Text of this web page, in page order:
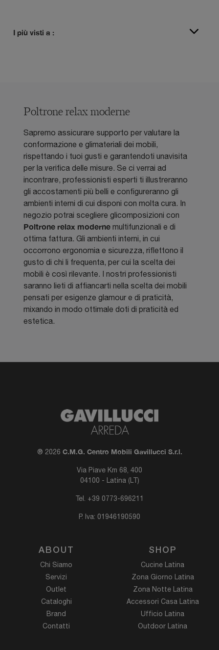
I più visti a :
Poltrone relax moderne
Sapremo assicurare supporto per valutare la
conformazione e glimateriali dei mobili,
rispettando i tuoi gusti e garantendoti unavisita
per la verifica delle misure. Se ci verrai ad
incontrare, professionisti esperti ti illustreranno
gli accostamenti più belli e configureranno gli
ambienti interni di cui disponi con molta cura. In
negozio potrai scegliere glicomposizioni con
Poltrone relax moderne multifunzionali e di
ottima fattura. Gli ambienti interni, in cui
occorrono ergonomia e sicurezza, riflettono il
gusto di chi li frequenta, per cui la scelta dei
mobili è così rilevante. I nostri professionisti
saranno lieti di affiancarti nella scelta dei mobili
pensati per esigenze glamour e di praticità,
mixando in modo ottimale doti di praticità ed
estetica.
® 2026 C.M.G. Centro Mobili Gavillucci S.r.l.
Via Piave Km 68, 400
04100 - Latina (LT)
Tel. +39 0773-696211
P. Iva: 01946190590
ABOUT
Chi Siamo
Servizi
Outlet
Cataloghi
Brand
Contatti
SHOP
Cucine Latina
Zona Giorno Latina
Zona Notte Latina
Accessori Casa Latina
Ufficio Latina
Outdoor Latina